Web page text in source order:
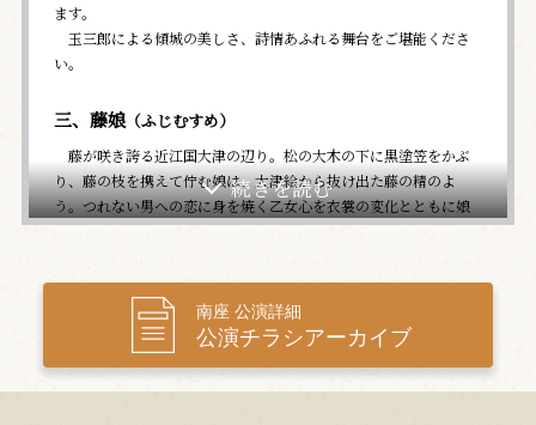
ます。
玉三郎による傾城の美しさ、詩情あふれる舞台をご堪能くださ
い。
三、藤娘（ふじむすめ）
藤が咲き誇る近江国大津の辺り。松の大木の下に黒塗笠をかぶ
り、藤の枝を携えて佇む娘は、大津絵から抜け出た藤の精のよ
う。つれない男への恋に身を焼く乙女心を衣裳の変化とともに娘
の可愛らしさや艶やかさでみせていきます。やがて日も暮れ、い
各地で絶賛を得た玉三郎の華やかで可憐な世界をお楽しみくだ
南座 公演詳細
公演チラシアーカイブ